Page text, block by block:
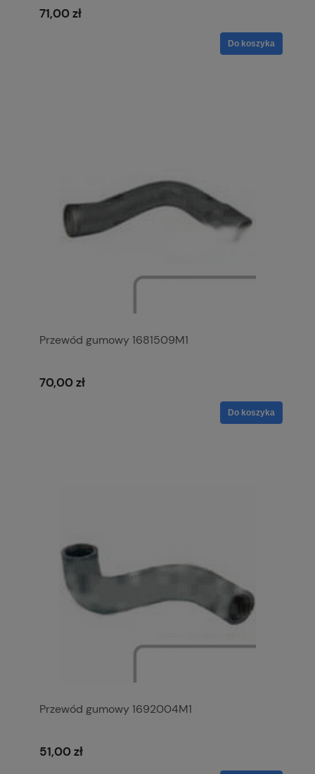
71,00 zł
Do koszyka
Przewód gumowy 1681509M1
70,00 zł
Do koszyka
Przewód gumowy 1692004M1
51,00 zł